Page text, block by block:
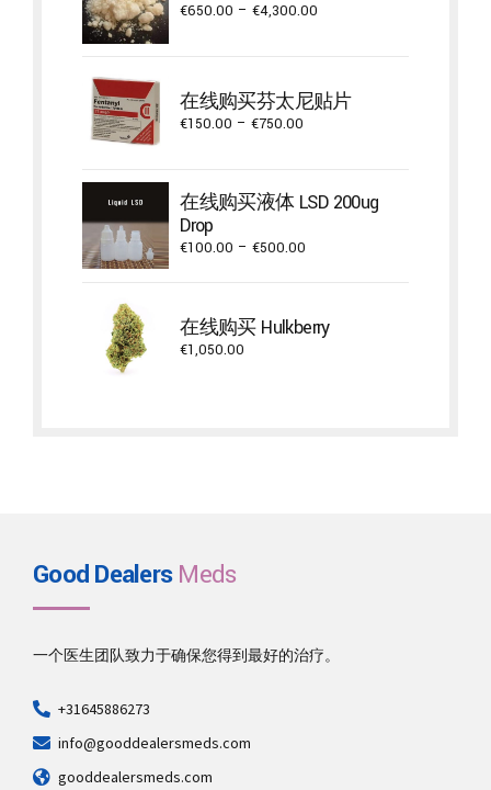
€650.00 – €4,300.00
€4,300.00
在线购买芬太尼贴片
€150.00 – €750.00
through
€750.00
在线购买液体 LSD 200ug
Drop
€100.00 – €500.00
€500.00
在线购买 Hulkberry
€1,050.00
Good DealersMeds
一个医生团队致力于确保您得到最好的治疗。
+31645886273
info@gooddealersmeds.com
gooddealersmeds.com